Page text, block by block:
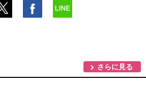
さらに見る